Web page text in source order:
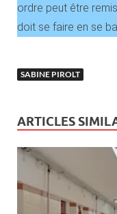
ordre peut être
doit se faire en se
SABINE PIROLT
ARTICLES